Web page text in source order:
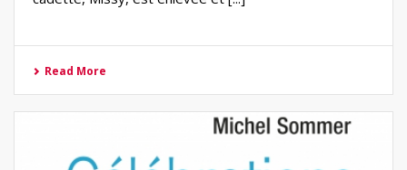
Read More